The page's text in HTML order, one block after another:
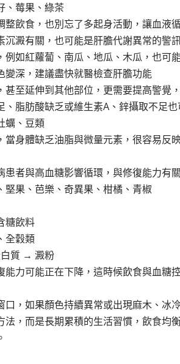
、莓果、綠茶
飲食，也別忘了多起身活動，讓血液
沉澱有關，也可能是肝膽代謝異常的警
例如紅蘿蔔、南瓜、地瓜、木瓜，也可
變深，建議盡快就醫檢查肝膽功能
至延伸到其他部位，更需要提高警覺
、脂肪酸缺乏或維生素A、鋅攝取不足
蠣、豆類
當身體缺乏油脂與微量元素，很容易反
患者與高血糖影響循環，與修復能力有關
堅果、芭樂、奇異果、柑橘、青椒
糖飲料
全穀類
白質 → 澱粉
能力可能正在下降，這時候飲食與血糖
口，如果顏色持續異常或出現麻木、冰
法，而是長期累積的生活習慣，飲食均